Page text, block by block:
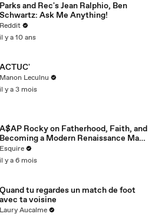
Parks and Rec's Jean Ralphio, Ben
Schwartz: Ask Me Anything!
Reddit
il y a 10 ans
ACTUC'
Manon Leculnu
il y a 3 mois
A$AP Rocky on Fatherhood, Faith, and
Becoming a Modern Renaissance Man |
What I’ve Learned | Esquire
Esquire
il y a 6 mois
Quand tu regardes un match de foot
avec ta voisine
Laury Aucalme